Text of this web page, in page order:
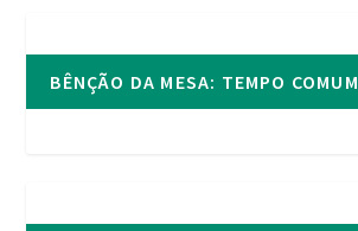
BÊNÇÃO DA MESA: TEMPO COMUM